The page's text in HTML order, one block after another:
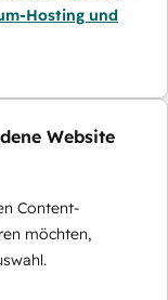
Hosting und
Website
Content-
möchten,